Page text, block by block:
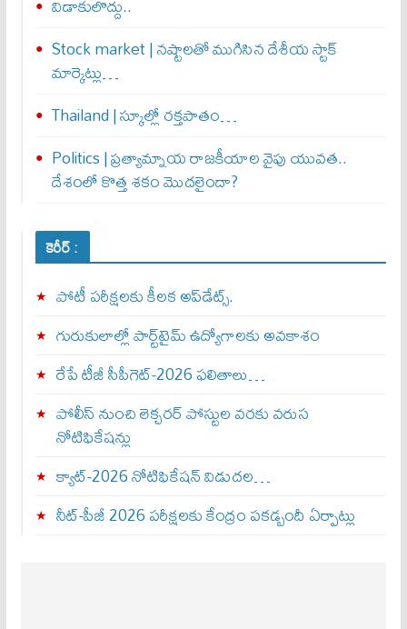
Stock market | నష్టాలతో ముగిసిన దేశీయ స్టాక్
మార్కెట్లు…
Thailand | స్కూల్లో రక్తపాతం…
Politics | ప్రత్యామ్నాయ రాజకీయాల వైపు యువత..
దేశంలో కొత్త శకం మొదలైందా?
కెరీర్ :
పోటీ పరీక్షలకు కీలక అప్‌డేట్స్.
గురుకులాల్లో పార్ట్‌టైమ్ ఉద్యోగాలకు అవకాశం
రేపే టీజీ సీపీగెట్‌-2026 ఫలితాలు…
పోలీస్ నుంచి లెక్చరర్ పోస్టుల వరకు వరుస
నోటిఫికేషన్లు
క్యాట్-2026 నోటిఫికేషన్ విడుదల…
నీట్-పీజీ 2026 పరీక్షలకు కేంద్రం పకడ్బందీ ఏర్పాట్లు